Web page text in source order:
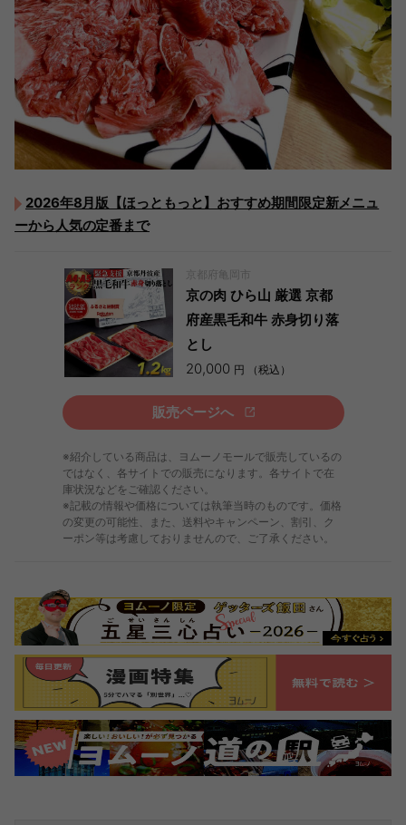
2026年8月版【ほっともっと】おすすめ期間限定新メニュ
ーから人気の定番まで
京都府亀岡市
京の肉 ひら山 厳選 京都
府産黒毛和牛 赤身切り落
とし
20,000 円 （税込）
販売ページへ
※紹介している商品は、ヨムーノモールで販売しているの
ではなく、各サイトでの販売になります。各サイトで在
庫状況などをご確認ください。
※記載の情報や価格については執筆当時のものです。価格
の変更の可能性、また、送料やキャンペーン、割引、ク
ーポン等は考慮しておりませんので、ご了承ください。